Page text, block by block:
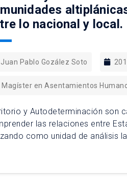
lo nacional y local.
Juan Pablo Gozález Soto
Magíster en Asentamientos
y Autodeterminación son
las relaciones entre
como unidad de análisis
del Estado en reconocer la